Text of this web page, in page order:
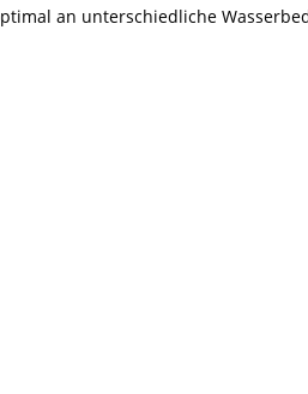
an unterschiedliche